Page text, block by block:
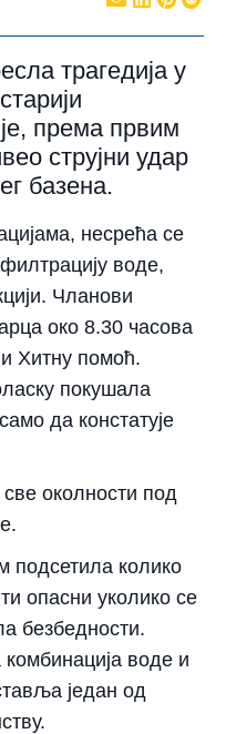
трагедија у
према првим
струјни удар
базена.
несрећа се
воде,
Чланови
око 8.30 часова
Хитну помоћ.
покушала
да констатује
околности под
подсетила колико
опасни уколико се
безбедности.
воде и
један од